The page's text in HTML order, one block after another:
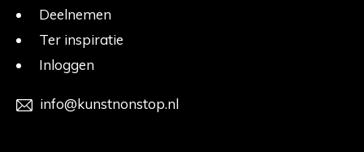
Deelnemen
Ter inspiratie
Inloggen
info@kunstnonstop.nl